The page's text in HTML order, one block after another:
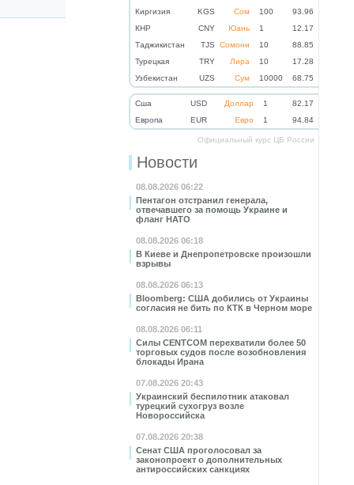
Киргизия
KGS Сом 100
93.96
КНР
CNY Юань 1
12.17
Таджикистан
TJS Сомони 10
88.85
Турецкая
TRY Лира 10
17.28
Узбекистан
UZS Сум 10000 68.75
Cша USD Доллар 1
82.17
Eвропа
EUR Евро 1 94.84
Официальный курс ЦБ России
Новости
08.08.2026 06:22
Пентагон отстранил генерала,
отвечавшего за помощь Украине и
фланг НАТО
08.08.2026 06:18
В Киеве и Днепропетровске произошли
взрывы
08.08.2026 06:13
Bloomberg: США добились от Украины
согласия не бить по КТК в Черном море
08.08.2026 06:11
Силы CENTCOM перехватили более 50
торговых судов после возобновления
блокады Ирана
07.08.2026 20:43
Украинский беспилотник атаковал
турецкий сухогруз возле
Новороссийска
07.08.2026 20:38
Сенат США проголосовал за
законопроект о дополнительных
антироссийских санкциях